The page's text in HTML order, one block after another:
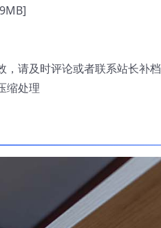
，请及时评论或者联系站长补档
缩处理